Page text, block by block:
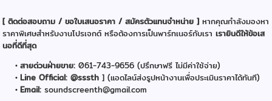
[ ติดต่อสอบถาม / ขอใบเสนอราคา / สมัครตัวแทนจำหน่าย ]หากคุณกำลังมองหา
ราคาพิเศษสำหรับงานโปรเจกต์ หรือต้องการเป็นพาร์ทเนอร์กับเราเรายินดีให้ข้อเส
นอที่ดีที่สุด
สายด่วนฝ่ายขาย:061-743-9656 (ปรึกษาฟรี ไม่มีค่าใช้จ่าย)
Line Official: @sssth ] (แอดไลน์ส่งรูปหน้างานเพื่อประเมินราคาได้ทันที)
Email:soundscreenth@gmail.com